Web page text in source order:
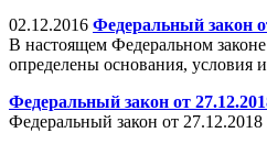
02.12.2016 Федеральный закон
В настоящем Федеральном
определены основания, условия
Федеральный закон от
Федеральный закон от